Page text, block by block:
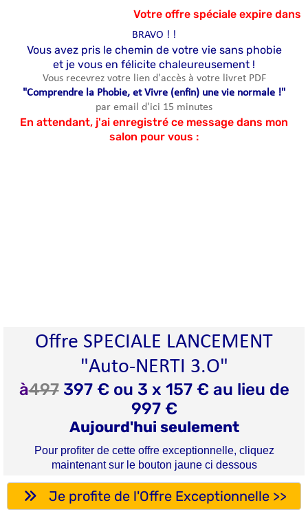
Votre offre spéciale expire dans
BRAVO ! !
Vous avez pris le chemin de votre vie sans phobie
et je vous en félicite chaleureusement !
Vous recevrez votre lien d'accès à votre livret PDF
"Comprendre la Phobie, et Vivre (enfin) une vie normale !"
par email d'ici 15 minutes
En attendant, j'ai enregistré ce message dans mon
salon pour vous :
Offre SPECIALE LANCEMENT
"Auto-NERTI 3.O"
à497397 € ou 3 x 157 € au lieu de
997 €
Aujourd'hui seulement
Pour profiter de cette offre exceptionnelle, cliquez
maintenant sur le bouton jaune ci dessous
Je profite de l'Offre Exceptionnelle >>